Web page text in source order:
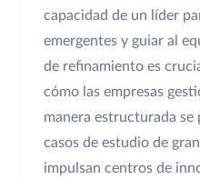
capacidad de un líder
emergentes y guiar al
de refinamiento es
cómo las empresas
manera estructurada
casos de estudio de
impulsan centros de